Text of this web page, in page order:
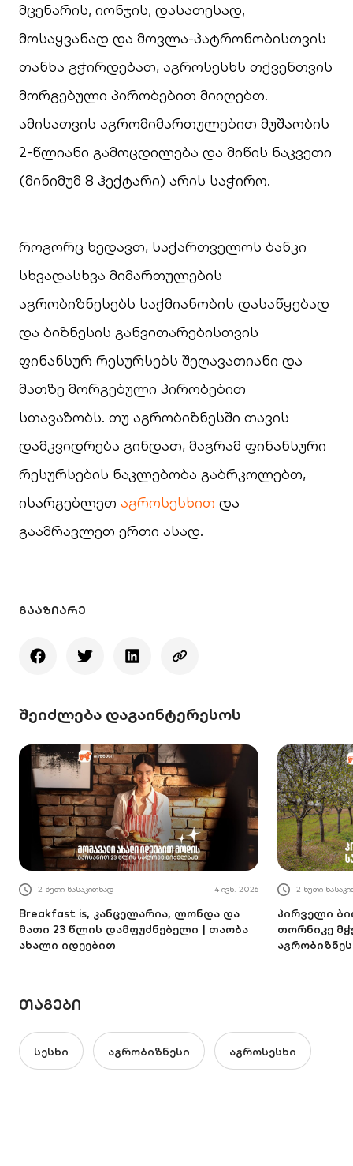
მცენარის, იონჯის, დასათესად,
მოსაყვანად და მოვლა-პატრონობისთვის
თანხა გჭირდებათ, აგროსესხს თქვენთვის
მორგებული პირობებით მიიღებთ.
ამისათვის აგრომიმართულებით მუშაობის
2-წლიანი გამოცდილება და მიწის ნაკვეთი
(მინიმუმ 8 ჰექტარი) არის საჭირო.
როგორც ხედავთ, საქართველოს ბანკი
სხვადასხვა მიმართულების
აგრობიზნესებს საქმიანობის დასაწყებად
და ბიზნესის განვითარებისთვის
ფინანსურ რესურსებს შეღავათიანი და
მათზე მორგებული პირობებით
სთავაზობს. თუ აგრობიზნესში თავის
დამკვიდრება გინდათ, მაგრამ ფინანსური
რესურსების ნაკლებობა გაბრკოლებთ,
ისარგებლეთ აგროსესხით და
გაამრავლეთ ერთი ასად.
ᲒᲐᲐᲖᲘᲐᲠᲔ
შეიძლება დაგაინტერესოს
2 წუთი წასაკითხად 4 ივნ. 2026
Breakfast is, კანცელარია, ლონდა და
მათი 23 წლის დამფუძნებელი | თაობა
ახალი იდეებით
2 წუთი
პირველი
თორნიკე
ᲗᲐᲒᲔᲑᲘ
სესხი აგრობიზნესი აგროსესხი